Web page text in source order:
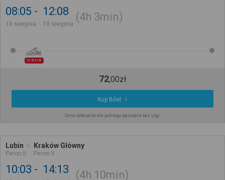
08:05
10 sierpnia
12:08
10 sierpnia
4h 3min
IC 8318
72,00zł
Kup Bilet
Cena całkowita dla jednego pasażera bez ulgi
Lubin
Peron II
Kraków Główny
Peron II
10:03 14:13 4h 10min